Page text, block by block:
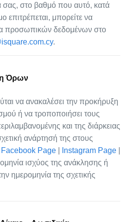
στο βαθμό που αυτό, κατά
μπορείτε να
προσωπικών δεδομένων στο
.
Όρων
να ανακαλέσει την προκήρυξη
ή να τροποποιήσει τους
και της διάρκειας
ανάρτησή της στους
Facebook Page Instagram Page
ισχύος της ανάκλησης ή
ημερομηνία της σχετικής